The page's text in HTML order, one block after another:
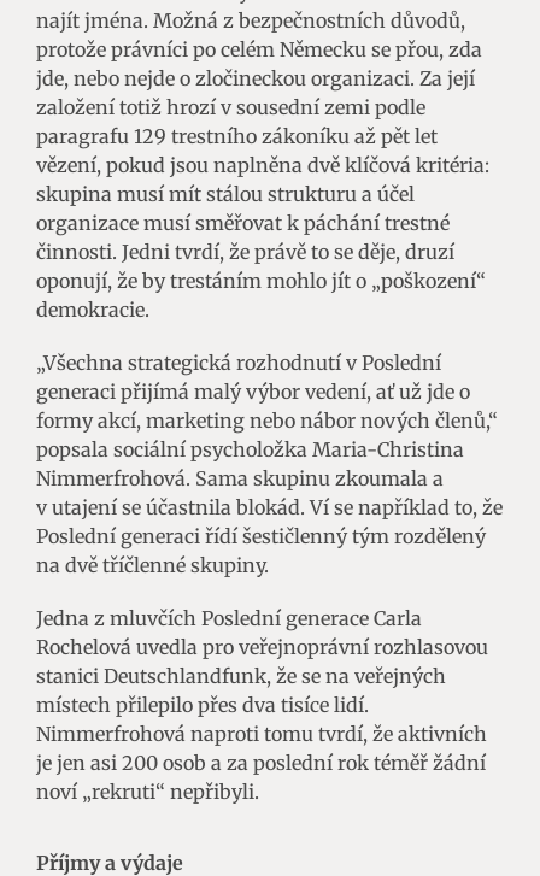
najít jména. Možná z bezpečnostních důvodů,
protože právníci po celém Německu se přou, zda
jde, nebo nejde o zločineckou organizaci. Za její
založení totiž hrozí v sousední zemi podle
paragrafu 129 trestního zákoníku až pět let
vězení, pokud jsou naplněna dvě klíčová kritéria:
skupina musí mít stálou strukturu a účel
organizace musí směřovat k páchání trestné
činnosti. Jedni tvrdí, že právě to se děje, druzí
oponují, že by trestáním mohlo jít o „poškození“
demokracie.
„Všechna strategická rozhodnutí v Poslední
generaci přijímá malý výbor vedení, ať už jde o
formy akcí, marketing nebo nábor nových členů,“
popsala sociální psycholožka Maria-Christina
Nimmerfrohová. Sama skupinu zkoumala a
v utajení se účastnila blokád. Ví se například to, že
Poslední generaci řídí šestičlenný tým rozdělený
na dvě tříčlenné skupiny.
Jedna z mluvčích Poslední generace Carla
Rochelová uvedla pro veřejnoprávní rozhlasovou
stanici Deutschlandfunk, že se na veřejných
místech přilepilo přes dva tisíce lidí.
Nimmerfrohová naproti tomu tvrdí, že aktivních
je jen asi 200 osob a za poslední rok téměř žádní
noví „rekruti“ nepřibyli.
Příjmy a výdaje